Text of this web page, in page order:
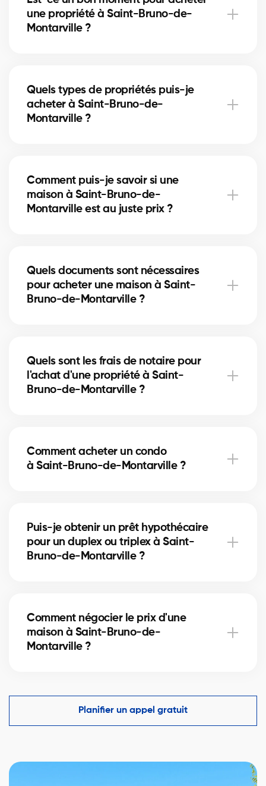
Saint-Bruno-de-Montarville et vous guident vers les
secteurs les plus adaptés à votre projet.
une propriété à Saint-Bruno-de-
Montarville ?
taux hypothécaires. Nos courtiers vous conseillent
en fonction des tendances actuelles afin de
maximiser votre investissement.
Quels types de propriétés puis-je
acheter à Saint-Bruno-de-
Montarville ?
même un immeuble locatif. Nos courtiers vous aident
à trouver la propriété qui correspond à vos objectifs
et à votre budget.
Comment puis-je savoir si une
maison à Saint-Bruno-de-
Montarville est au juste prix ?
marché et l’emplacement pour vous donner une
estimation précise et vous éviter de surpayer.
Quels documents sont nécessaires
pour acheter une maison à Saint-
Bruno-de-Montarville ?
bancaires, d'une pièce d'identité et d'une lettre de
préapprobation. Nos experts vous accompagnent
dans chaque étape.
Quels sont les frais de notaire pour
l'achat d'une propriété à Saint-
Bruno-de-Montarville ?
l’acte de vente, la vérification des titres et
l’inscription hypothécaire. Nos courtiers peuvent
Comment acheter un condo
à Saint-Bruno-de-Montarville ?
prévoyance et la gestion de la copropriété. Nos
courtiers vous guident pour éviter les mauvaises
surprises.
Puis-je obtenir un prêt hypothécaire
pour un duplex ou triplex à Saint-
Bruno-de-Montarville ?
immeubles locatifs. Ils vous aident à financer votre
projet immobilier et optimiser votre mise de fonds.
Comment négocier le prix d'une
maison à Saint-Bruno-de-
Montarville ?
comparables du marché à Saint-Bruno-de-
Montarville et vous aide à faire une offre compétitive
tout en protégeant vos intérêts.
Planifier un appel gratuit